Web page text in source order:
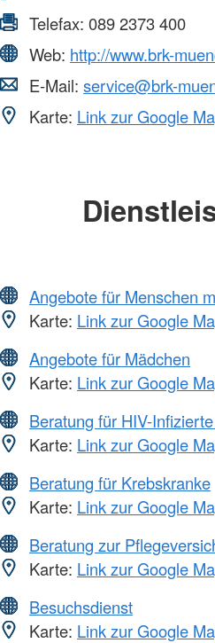
Telefax: 089 2373 400
Web: http://www.brk-
E-Mail: service@brk-
Karte: Link zur Google
Angebote für Menschen
Karte: Link zur Google
Angebote für Mädchen
Karte: Link zur Google
Beratung für HIV-
Karte: Link zur Google
Beratung für Krebskranke
Karte: Link zur Google
Beratung zur
Karte: Link zur Google
Besuchsdienst
Karte: Link zur Google